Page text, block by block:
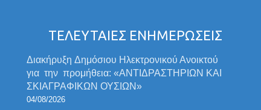
ΤΕΛΕΥΤΑΙΕΣ ΕΝΗΜΕΡΩΣΕΙΣ
Διακήρυξη Δημόσιου Ηλεκτρονικού Ανοικτού
για την προμήθεια: «ΑΝΤΙΔΡΑΣΤΗΡΙΩΝ ΚΑΙ
ΣΚΙΑΓΡΑΦΙΚΩΝ ΟΥΣΙΩΝ»
04/08/2026